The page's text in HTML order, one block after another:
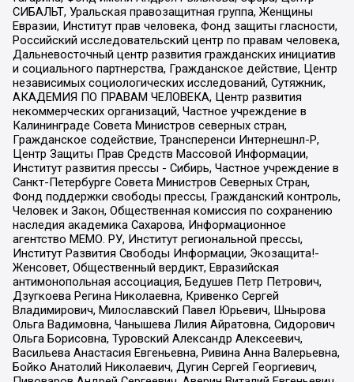
СИБАЛЬТ, Уральская правозащитная группа, Женщины
Евразии, Институт прав человека, Фонд защиты гласности,
Российский исследовательский центр по правам человека,
Дальневосточный центр развития гражданских инициатив
и социального партнерства, Гражданское действие, Центр
независимых социологических исследований, Сутяжник,
АКАДЕМИЯ ПО ПРАВАМ ЧЕЛОВЕКА, Центр развития
некоммерческих организаций, Частное учреждение в
Калининграде Совета Министров северных стран,
Гражданское содействие, Трансперенси Интернешнл-Р,
Центр Защиты Прав Средств Массовой Информации,
Институт развития прессы - Сибирь, Частное учреждение в
Санкт-Петербурге Совета Министров Северных Стран,
Фонд поддержки свободы прессы, Гражданский контроль,
Человек и Закон, Общественная комиссия по сохранению
наследия академика Сахарова, Информационное
агентство МЕМО. РУ, Институт региональной прессы,
Институт Развития Свободы Информации, Экозащита!-
Женсовет, Общественный вердикт, Евразийская
антимонопольная ассоциация, Бедушев Петр Петрович,
Дзугкоева Регина Николаевна, Кривенко Сергей
Владимирович, Милославский Павел Юрьевич, Шнырова
Ольга Вадимовна, Чанышева Лилия Айратовна, Сидорович
Ольга Борисовна, Туровский Александр Алексеевич,
Васильева Анастасия Евгеньевна, Ривина Анна Валерьевна,
Бойко Анатолий Николаевич, Дугин Сергей Георгиевич,